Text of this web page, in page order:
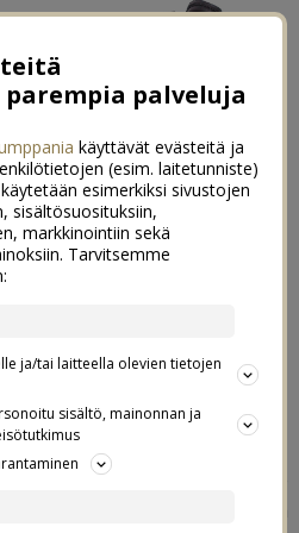
kesään | Ahmi kasviksia!
migreeniin→
alkanut, eikä
ja tällä hetkellä me
ja pestään astioita
palveluja
käyttävät evästeitä ja
(esim. laitetunniste)
esimerkiksi sivustojen
sisältösuosituksiin,
markkinointiin sekä
Tarvitsemme
ja/tai laitteella olevien tietojen
sisältö, mainonnan ja